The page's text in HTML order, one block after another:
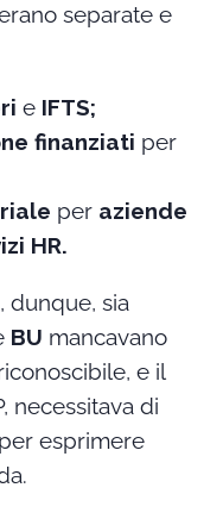
separate e
eIFTS;
finanziati per
per aziende
HR.
dunque, sia
BU mancavano
e il
necessitava di
esprimere